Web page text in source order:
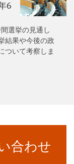
6
選挙の見通し
結果や今後の政
ついて考察しま
合わせ